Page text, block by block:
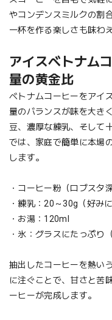
やコンデンスミルクの割
一杯を作る楽しさも味わえ
アイスベトナム
量の黄金比
ベトナムコーヒーをアイ
量のバランスが味を大き
豆、濃厚な練乳、そして
では、家庭で簡単に本場
します。
・コーヒー粉（ロブスタ
・練乳：20～30g（好み
・お湯：120ml
・氷：グラスにたっぷり
抽出したコーヒーを熱い
に注ぐことで、甘さと苦
ーヒーが完成します。